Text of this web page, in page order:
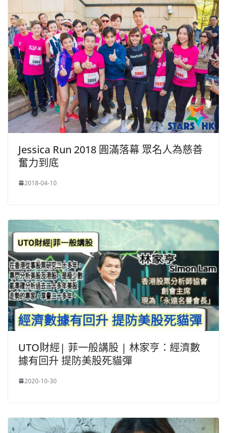
Jessica Run 2018 圓滿落幕 眾名人為慈善
奮力到底
2018-04-10
UTO財經| 菲一般講股 | 林家亨：經濟數
據有回升 提防美股死貓彈
2020-10-30